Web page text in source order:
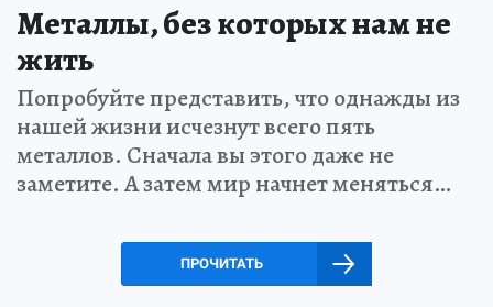
Металлы, без которых нам не
жить
Попробуйте представить, что однажды из
нашей жизни исчезнут всего пять
металлов. Сначала вы этого даже не
заметите. А затем мир начнет меняться…
ПРОЧИТАТЬ